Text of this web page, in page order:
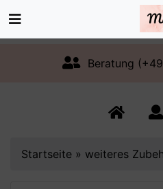
Beratung
Startseite » weiteres